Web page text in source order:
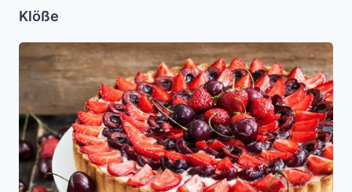
Klöße
Tarta
Queso
con
Cubierta
de
Fresas
y